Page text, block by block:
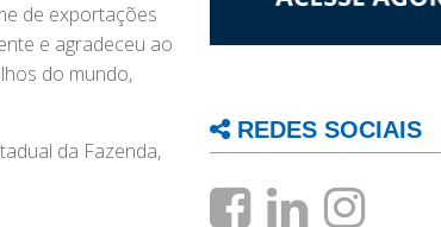
de exportações
e agradeceu ao
do mundo,
da Fazenda,
REDES SOCIAIS